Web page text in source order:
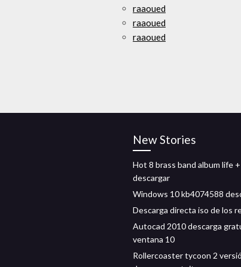
raaoued
raaoued
raaoued
New Stories
Hot 8 brass band album life
descargar
Windows 10 kb4074588
Descarga directa iso de los
Autocad 2010 descarga
ventana 10
Rollercoaster tycoon 2